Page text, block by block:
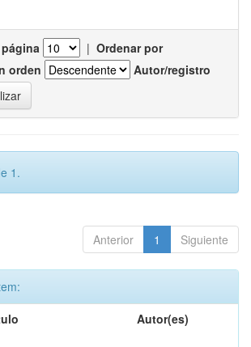
| Ordenar por
orden
Autor/registro
1.
Anterior 1 Siguiente
Autor(es)